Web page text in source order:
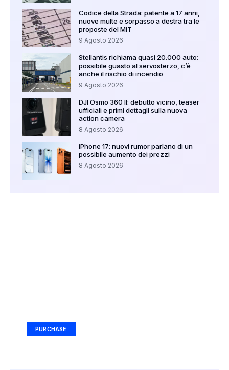
Codice della Strada: patente a 17 anni,
nuove multe e sorpasso a destra tra le
proposte del MIT
9 Agosto 2026
Stellantis richiama quasi 20.000 auto:
possibile guasto al servosterzo, c’è
anche il rischio di incendio
9 Agosto 2026
DJI Osmo 360 II: debutto vicino, teaser
ufficiali e primi dettagli sulla nuova
action camera
8 Agosto 2026
iPhone 17: nuovi rumor parlano di un
possibile aumento dei prezzi
8 Agosto 2026
PURCHASE